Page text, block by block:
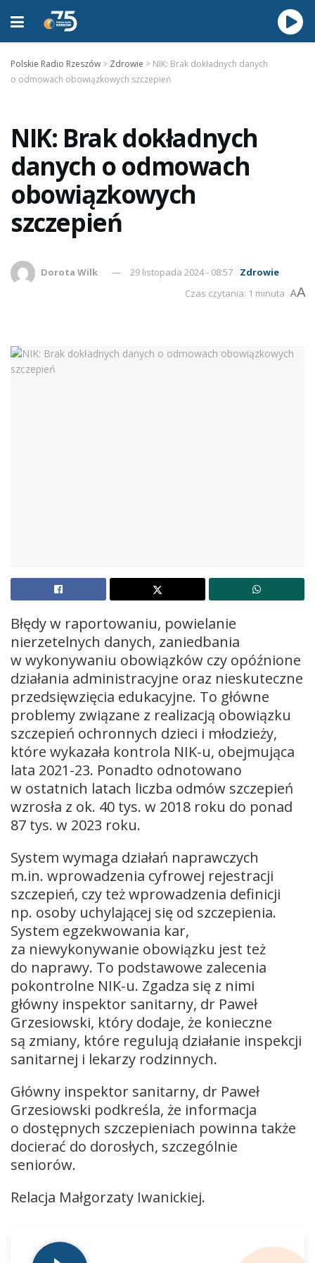
Polskie Radio Rzeszów > Zdrowie > NIK: Brak dokładnych danych
o odmowach obowiązkowych szczepień
NIK: Brak dokładnych
danych o odmowach
obowiązkowych
szczepień
Dorota Wilk 29 listopada 2024 - 08:57
Zdrowie
Czas czytania: 1 minuta AA
Błędy w raportowaniu, powielanie
nierzetelnych danych, zaniedbania
w wykonywaniu obowiązków czy opóźnione
działania administracyjne oraz nieskuteczne
przedsięwzięcia edukacyjne. To główne
problemy związane z realizacją obowiązku
szczepień ochronnych dzieci i młodzieży,
które wykazała kontrola NIK-u, obejmująca
lata 2021-23. Ponadto odnotowano
w ostatnich latach liczba odmów szczepień
wzrosła z ok. 40 tys. w 2018 roku do ponad
87 tys. w 2023 roku.
System wymaga działań naprawczych
m.in. wprowadzenia cyfrowej rejestracji
szczepień, czy też wprowadzenia definicji
np. osoby uchylającej się od szczepienia.
System egzekwowania kar,
za niewykonywanie obowiązku jest też
do naprawy. To podstawowe zalecenia
pokontrolne NIK-u. Zgadza się z nimi
główny inspektor sanitarny, dr Paweł
Grzesiowski, który dodaje, że konieczne
są zmiany, które regulują działanie inspekcji
sanitarnej i lekarzy rodzinnych.
Główny inspektor sanitarny, dr Paweł
Grzesiowski podkreśla, że informacja
o dostępnych szczepieniach powinna także
docierać do dorosłych, szczególnie
seniorów.
Relacja Małgorzaty Iwanickiej.
plików